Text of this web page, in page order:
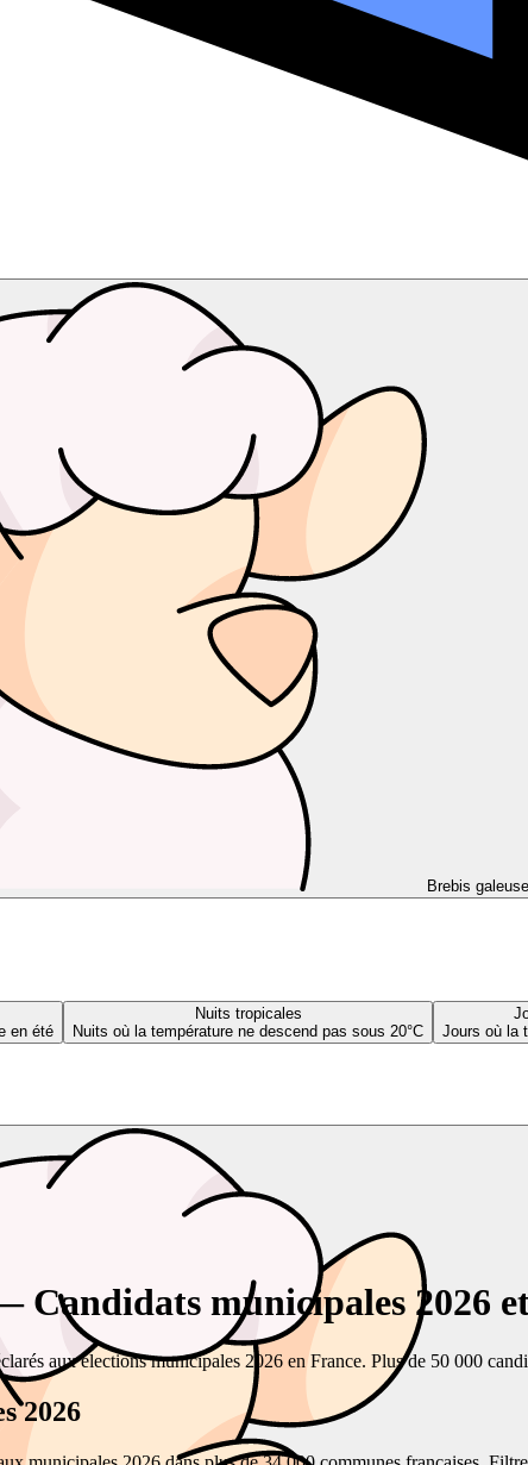
Brebis
en été
Nuits tropicales
Nuits où la température ne descend pas sous 20°C
Jours où la
Candidats municipales 2026
aux élections municipales 2026 en France. Plus de 50 000
2026